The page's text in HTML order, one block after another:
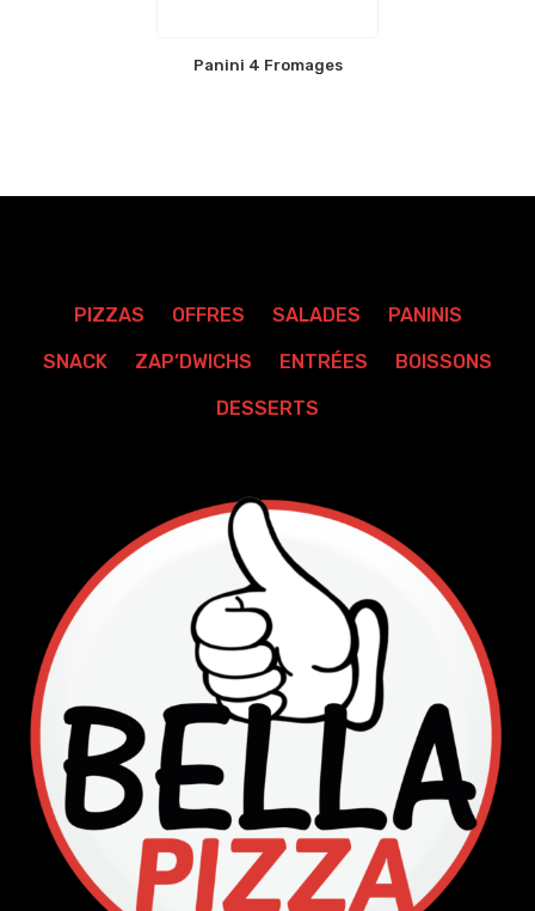
Panini 4 Fromages
PIZZAS OFFRES SALADES PANINIS
SNACK ZAP’DWICHS ENTRÉES BOISSONS
DESSERTS